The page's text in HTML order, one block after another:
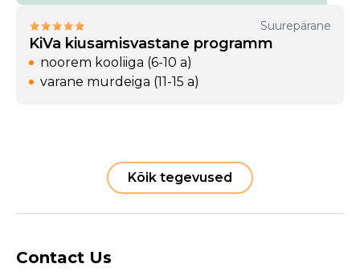
Suurepärane
KiVa kiusamisvastane programm
noorem kooliiga (6-10 a)
varane murdeiga (11-15 a)
Kõik tegevused
Contact Us